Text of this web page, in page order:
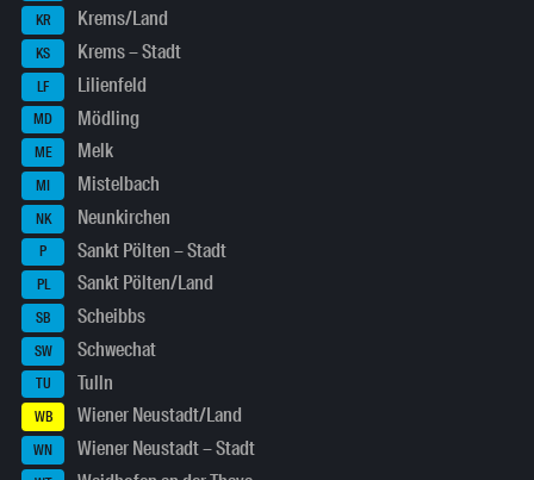
KR Krems/Land
KS Krems – Stadt
LF Lilienfeld
MD Mödling
ME Melk
MI Mistelbach
NK Neunkirchen
P Sankt Pölten – Stadt
PL Sankt Pölten/Land
SB Scheibbs
SW Schwechat
TU Tulln
WB Wiener Neustadt/Land
WN Wiener Neustadt – Stadt